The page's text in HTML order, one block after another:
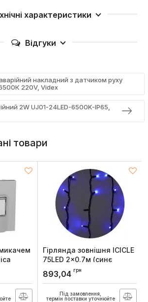
характеристики
Відгуки
накладний з датчиком руху
220V, Videx
2W UJ01-24LED-6500K-IP65,
товари
Гірлянда зовнішня ICICLE
75LED 2x0.7м (синє
світло) чорна IP44 Delux
Артикул:
893,04 грн
Під замовлення,
термін поставки уточнюйте